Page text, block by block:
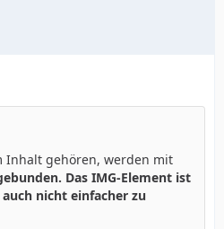
Inhalt gehören, werden mit
Das IMG-Element ist
nicht einfacher zu